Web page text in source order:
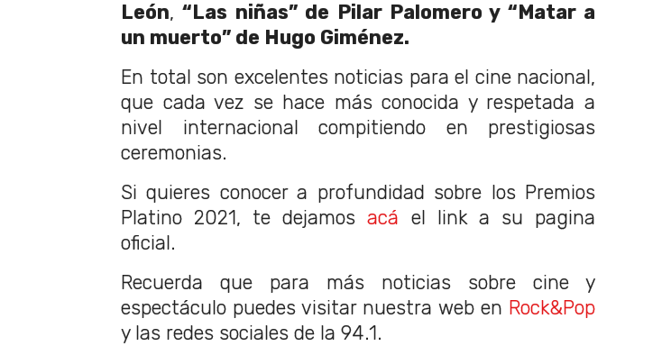
León,“Las niñas” de Pilar Palomero y “Matar a
un muerto” de Hugo Giménez.
En total son excelentes noticias para el cine nacional,
que cada vez se hace más conocida y respetada a
nivel internacional compitiendo en prestigiosas
ceremonias.
Si quieres conocer a profundidad sobre los Premios
Platino 2021, te dejamosacá el link a su pagina
oficial.
Recuerda que para más noticias sobre cine y
espectáculo puedes visitar nuestra web en Rock&Pop
y las redes sociales de la 94.1.